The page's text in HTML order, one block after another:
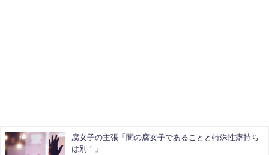
腐女子の主張「闇の腐女子であることと特殊性癖持ち
は別！」